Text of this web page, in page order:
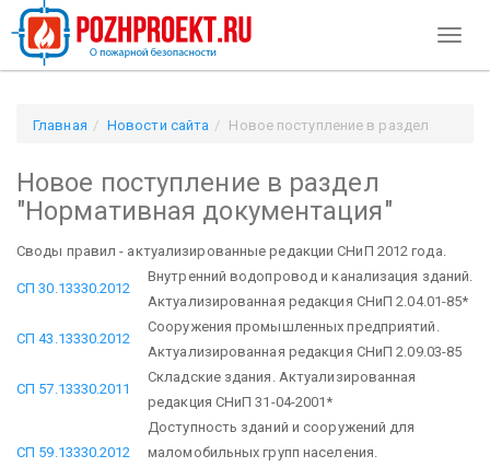
Главная Новости сайта
Новое поступление в раздел
Новое поступление в раздел
"Нормативная документация"
Своды правил - актуализированные редакции СНиП 2012 года.
СП 30.13330.2012
Внутренний водопровод и канализация зданий.
Актуализированная редакция СНиП 2.04.01-85*
СП 43.13330.2012
Сооружения промышленных предприятий.
Актуализированная редакция СНиП 2.09.03-85
СП 57.13330.2011
Складские здания. Актуализированная
редакция СНиП 31-04-2001*
СП 59.13330.2012
Доступность зданий и сооружений для
маломобильных групп населения.